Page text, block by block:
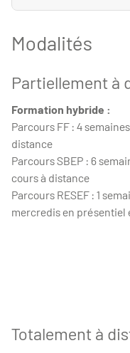
Modalités
Partiellement à
Formation hybride :
Parcours FF : 4
distance
Parcours SBEP : 6
cours à distance
Parcours RESEF : 1
mercredis en présentiel
Totalement à